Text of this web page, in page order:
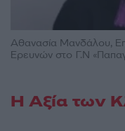
Αθανασία Μανδάλου,
Ερευνών στο Γ.Ν
Η Αξία των